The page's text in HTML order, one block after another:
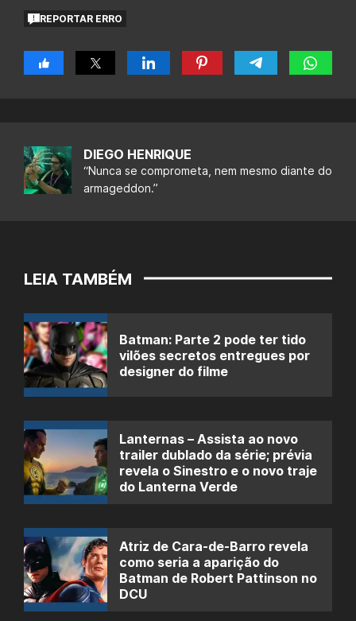
REPORTAR ERRO
DIEGO HENRIQUE
“Nunca se comprometa, nem mesmo diante do
armageddon.”
LEIA TAMBÉM
Batman: Parte 2 pode ter tido
vilões secretos entregues por
designer do filme
Lanternas – Assista ao novo
trailer dublado da série; prévia
revela o Sinestro e o novo traje
do Lanterna Verde
Atriz de Cara-de-Barro revela
como seria a aparição do
Batman de Robert Pattinson no
DCU